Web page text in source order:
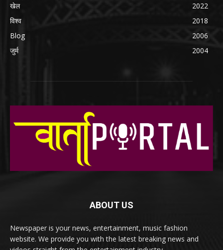
खेल
2022
विश्व
2018
Blog
2006
जुर्म
2004
ABOUT US
Newspaper is your news, entertainment, music fashion
website. We provide you with the latest breaking news and